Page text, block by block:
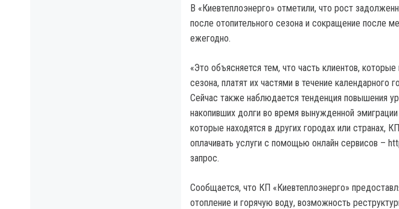
В «Киевтеплоэнерго» отметили, что рост
после отопительного сезона и сокращение после
ежегодно.
«Это объясняется тем, что часть клиентов,
сезона, платят их частями в течение
Сейчас также наблюдается тенденция повышения
накопивших долги во время вынужденной
которые находятся в других городах или странах,
оплачивать услуги с помощью онлайн сервисов –
запрос.
Сообщается, что КП «Киевтеплоэнерго»
отопление и горячую воду, возможность